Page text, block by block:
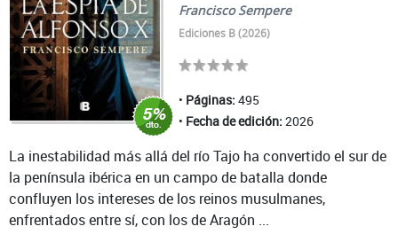
Francisco Sempere
Ediciones B (2026)
Páginas: 495
Fecha de edición: 2026
La inestabilidad más allá del río Tajo ha convertido el sur de
la península ibérica en un campo de batalla donde
confluyen los intereses de los reinos musulmanes,
enfrentados entre sí, con los de Aragón ...